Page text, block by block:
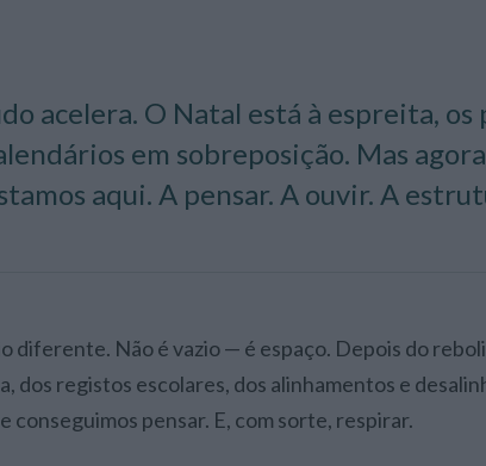
acelera. O Natal está à espreita, os
em sobreposição. Mas
aqui. A pensar. A ouvir. A
dos registos escolares, dos alinhamentos e
conseguimos pensar. E, com sorte, respirar.